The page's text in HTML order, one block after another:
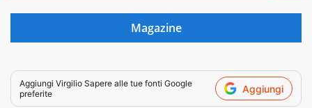
Aggiungi Virgilio Sapere alle tue fonti Google
preferite
Aggiungi